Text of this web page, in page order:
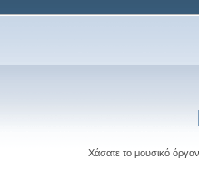
Χάσατε το μουσικό